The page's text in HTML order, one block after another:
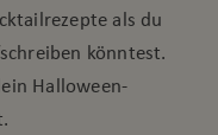
als du
könntest.
Halloween-